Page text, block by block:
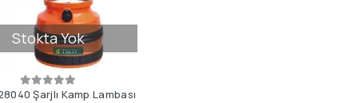
Stokta Yok
Şarjlı Kamp Lambası